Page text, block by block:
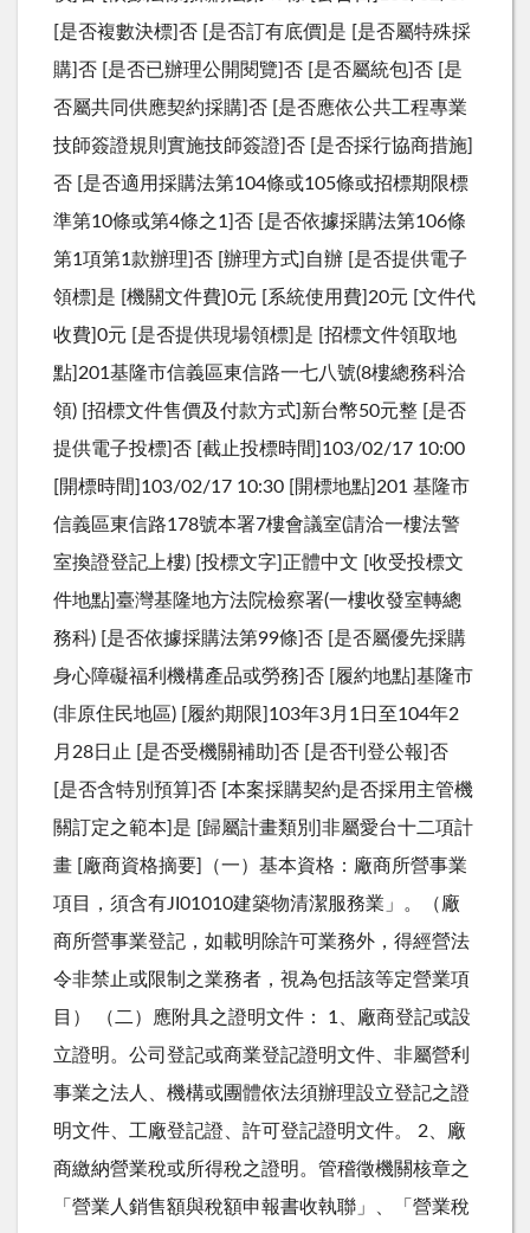
[是否複數決標]否 [是否訂有底價]是 [是否屬特殊採
購]否 [是否已辦理公開閱覽]否 [是否屬統包]否 [是
否屬共同供應契約採購]否 [是否應依公共工程專業
技師簽證規則實施技師簽證]否 [是否採行協商措施]
否 [是否適用採購法第104條或105條或招標期限標
準第10條或第4條之1]否 [是否依據採購法第106條
第1項第1款辦理]否 [辦理方式]自辦 [是否提供電子
領標]是 [機關文件費]0元 [系統使用費]20元 [文件代
收費]0元 [是否提供現場領標]是 [招標文件領取地
點]201基隆市信義區東信路一七八號(8樓總務科洽
領) [招標文件售價及付款方式]新台幣50元整 [是否
提供電子投標]否 [截止投標時間]103/02/17 10:00
[開標時間]103/02/17 10:30 [開標地點]201 基隆市
信義區東信路178號本署7樓會議室(請洽一樓法警
室換證登記上樓) [投標文字]正體中文 [收受投標文
件地點]臺灣基隆地方法院檢察署(一樓收發室轉總
務科) [是否依據採購法第99條]否 [是否屬優先採購
身心障礙福利機構產品或勞務]否 [履約地點]基隆市
(非原住民地區) [履約期限]103年3月1日至104年2
月28日止 [是否受機關補助]否 [是否刊登公報]否
[是否含特別預算]否 [本案採購契約是否採用主管機
關訂定之範本]是 [歸屬計畫類別]非屬愛台十二項計
畫 [廠商資格摘要]（一）基本資格：廠商所營事業
項目，須含有JI01010建築物清潔服務業」。（廠
商所營事業登記，如載明除許可業務外，得經營法
令非禁止或限制之業務者，視為包括該等定營業項
目） （二）應附具之證明文件： 1、廠商登記或設
立證明。公司登記或商業登記證明文件、非屬營利
事業之法人、機構或團體依法須辦理設立登記之證
明文件、工廠登記證、許可登記證明文件。 2、廠
商繳納營業稅或所得稅之證明。管稽徵機關核章之
「營業人銷售額與稅額申報書收執聯」、「營業稅